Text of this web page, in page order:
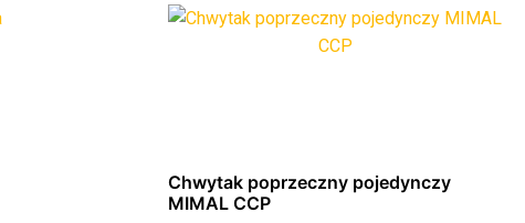
Chwytak poprzeczny pojedynczy
MIMAL CCP